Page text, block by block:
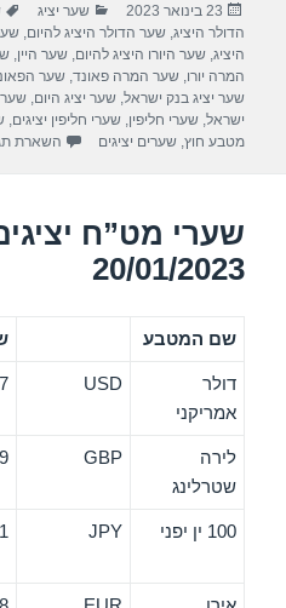
e
b
o
o
er
e
פורסם
בתאריך
23 בינואר 2023 קטגוריות
שער יציג
הדולר היציג,שער הדולר היציג להיום,
היציג,שער היורו היציג להיום,שער היין,
המרה יורו,שער המרה פאונד,שער
שער יציג בנק ישראל,שער יציג היום,שער
ישראל,שערי חליפין,שערי חליפין יציגים,
מטבע חוץ,שערים יציגים השארת
שערי מט”ח
20/01/2023
שם המטבע
דולר
אמריקני
USD
לירה
שטרלינג
GBP
100 ין יפני JPY